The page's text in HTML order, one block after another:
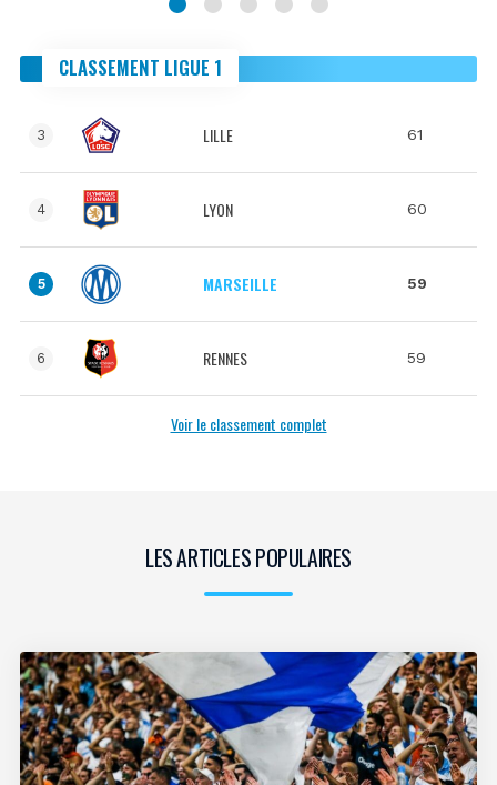
CLASSEMENT LIGUE 1
3 LILLE 61
4 LYON 60
5 MARSEILLE 59
6 RENNES 59
Voir le classement complet
LES ARTICLES POPULAIRES